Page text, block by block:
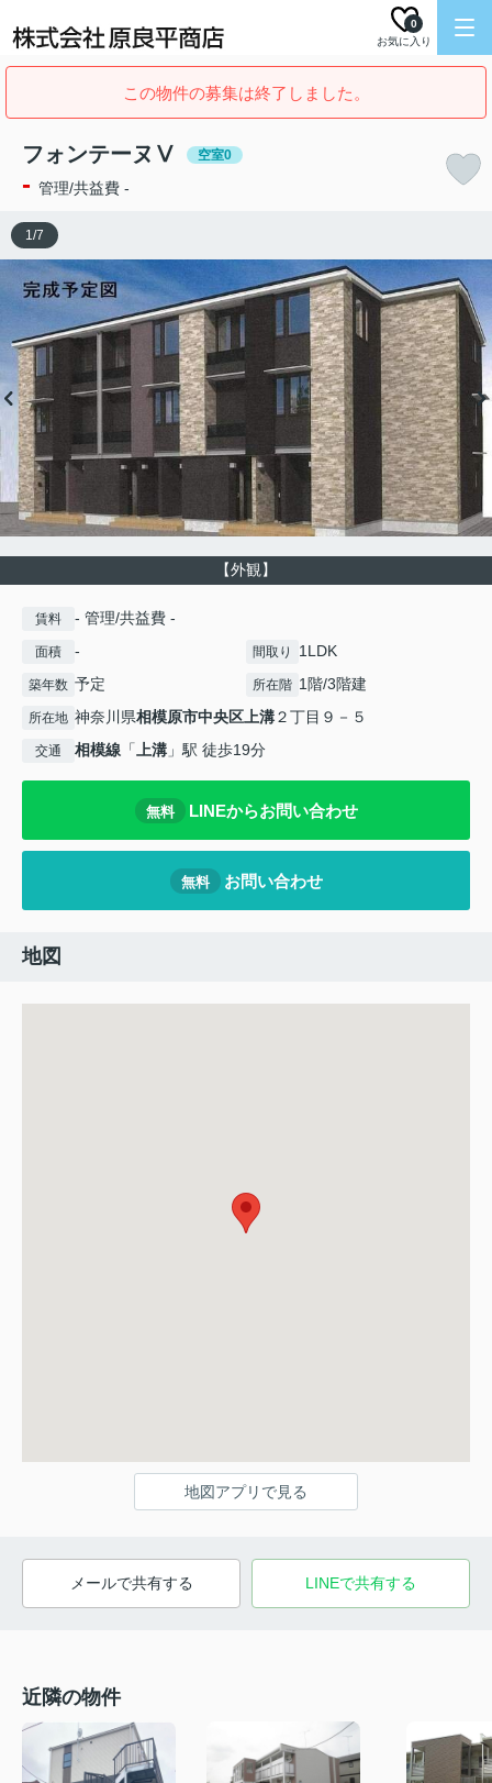
お気に入り
0
この物件の募集は終了しました。
フォンテーヌⅤ 空室0
- 管理/共益費 -
【外観】
1/7
賃料 - 管理/共益費 -
面積 - 間取り 1LDK
築年数 予定 所在階 1階/3階建
所在地 神奈川県相模原市中央区上溝２丁目９－５
交通 相模線 「上溝 」駅 徒歩19分
無料 LINEからお問い合わせ
無料 お問い合わせ
地図
地図アプリで見る
メールで共有する LINEで共有する
近隣の物件